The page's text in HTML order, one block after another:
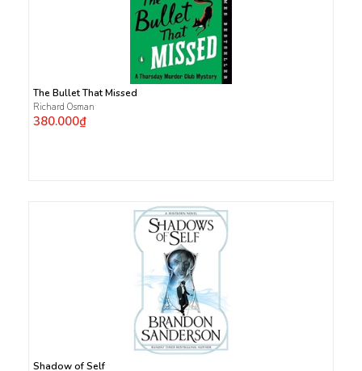
The Bullet That Missed
Richard Osman
380.000₫
Shadow of Self